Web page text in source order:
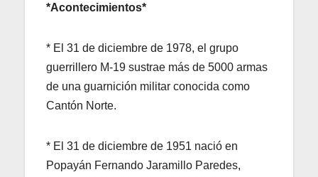
*Acontecimientos*
* El 31 de diciembre de 1978, el grupo
guerrillero M-19 sustrae más de 5000 armas
de una guarnición militar conocida como
Cantón Norte.
* El 31 de diciembre de 1951 nació en
Popayán Fernando Jaramillo Paredes,